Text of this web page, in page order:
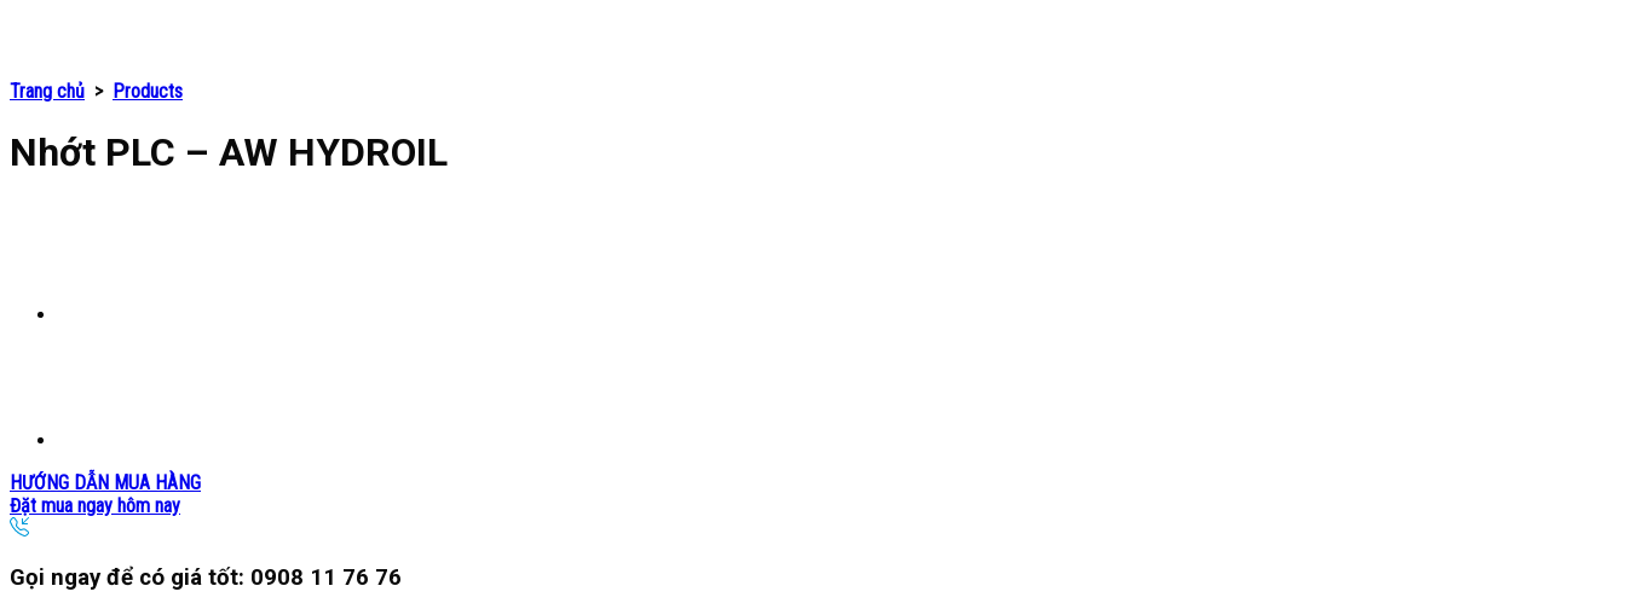
Trang chủ > Products
Nhớt PLC – AW HYDROIL
HƯỚNG DẪN MUA HÀNG
Đặt mua ngay hôm nay
Gọi ngay để có giá tốt: 0908 11 76 76